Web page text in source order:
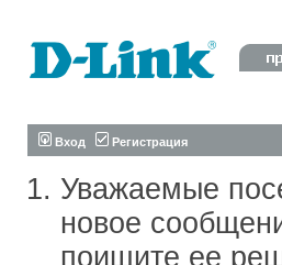
Вход Регистрация
Уважаемые
новое
поищите ее